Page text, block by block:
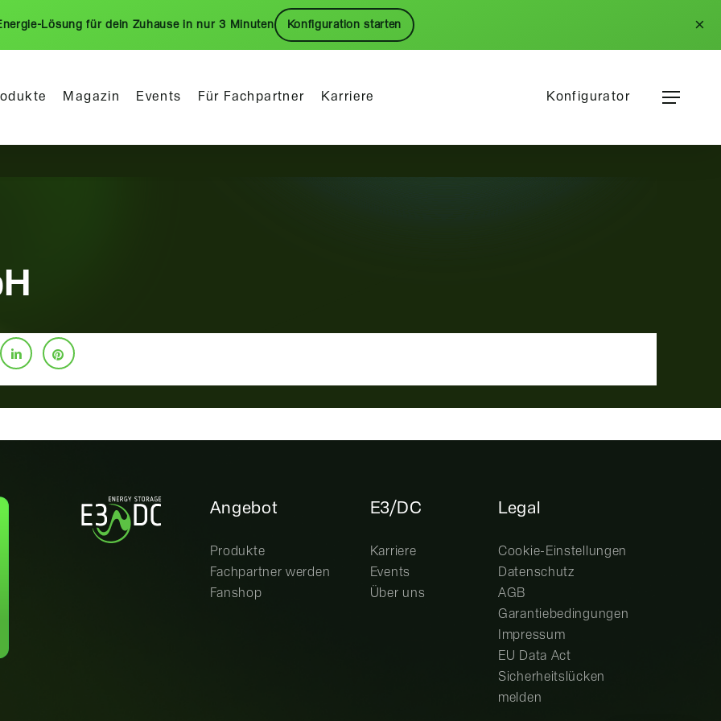
Lösung für dein Zuhause in nur 3 Minuten Konfiguration starten ×
Magazin Events Für Fachpartner Karriere Konfigurator Menu
Angebot
Produkte
Fachpartner werden
Fanshop
E3/DC
Karriere
Events
Über uns
Legal
Cookie-Einstellungen
Datenschutz
AGB
Garantiebedingungen
Impressum
EU Data Act
Sicherheitslücken
melden